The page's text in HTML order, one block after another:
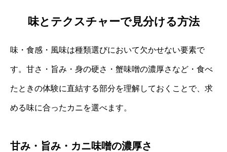
味とテクスチャーで見分ける方法
味・食感・風味は種類選びにおいて欠かせない要素で
す。甘さ・旨み・身の硬さ・蟹味噌の濃厚さなど・食べ
たときの体験に直結する部分を理解しておくことで、求
める味に合ったカニを選べます。
甘み・旨み・カニ味噌の濃厚さ